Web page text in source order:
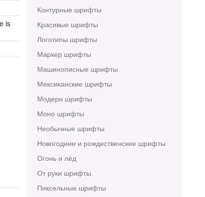
Контурные шрифты
Красивые шрифты
Логотипы шрифты
Маркер шрифты
Машинописные шрифты
Мексиканские шрифты
Модерн шрифты
Моно шрифты
Необычные шрифты
Новогодние и рождественские шрифты
Огонь и лёд
От руки шрифты
Пиксельные шрифты
is